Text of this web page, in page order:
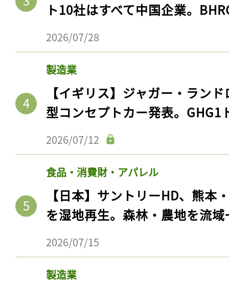
ト10社はすべて中国企業。
2026/07/28
製造業
【イギリス】ジャガー・ラン
型コンセプトカー発表。GHG1
2026/07/12
食品・消費財・アパレル
【日本】サントリーHD、熊本
を湿地再生。森林・農地を流
2026/07/15
製造業